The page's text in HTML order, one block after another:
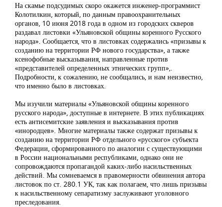
На скамье подсудимых скоро окажется инженер-программист
Колотилкин, который, по данным правоохранительных
органов, 10 июня 2018 года в одном из городских скверов
раздавал листовки «Ульяновской общины коренного Русского
народа». Сообщается, что в листовках содержались «призывы к
созданию на территории РФ нового государства», а также
ксенофобные высказывания, направленные против
«представителей определенных этнических групп»,.
Подробности, к сожалению, не сообщались, и нам неизвестно,
что именно было в листовках.
Мы изучили материалы «Ульяновской общины коренного
русского народа», доступные в интернете. В этих публикациях
есть антисемитские заявления и высказывания против
«инородцев». Многие материалы также содержат призывы к
созданию на территории РФ отдельного «русского» субъекта
Федерации, сформированного по аналогии с существующими
в России национальными республиками, однако они не
сопровождаются пропагандой каких-либо насильственных
действий. Мы сомневаемся в правомерности обвинения автора
листовок по ст. 280.1 УК, так как полагаем, что лишь призывы
к насильственному сепаратизму заслуживают уголовного
преследования.